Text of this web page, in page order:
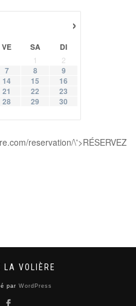
›
VE SA DI
1
2
7 8
9
14 15
16
21 22
23
28 29
30
reservation/\'>RÉSERVEZ
LA VOLIÈRE
par WordPress